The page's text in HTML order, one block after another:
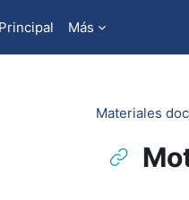
Más
Materiales